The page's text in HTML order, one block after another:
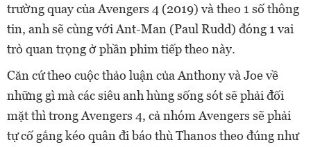
trường quay của Avengers 4 (2019) và theo 1 số thông
tin, anh sẽ cùng với Ant-Man (Paul Rudd) đóng 1 vai
trò quan trọng ở phần phim tiếp theo này.
Căn cứ theo cuộc thảo luận của Anthony và Joe về
những gì mà các siêu anh hùng sống sót sẽ phải đối
mặt thì trong Avengers 4, cả nhóm Avengers sẽ phải
tự cố gắng kéo quân đi báo thù Thanos theo đúng như